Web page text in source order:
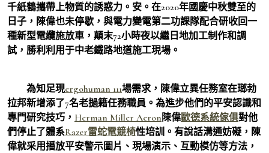
千紙鶴攜帶上物質的誘惑力。安。在2020年國慶中秋雙至的
日子，陳偉也未停歇，與電力變電第二功課隊配合研收回一
種新型電纜施放車，顛末72小時夜以繼日地加工制作和調
試，勝利利用于中老鐵路地道施工現場。
為知足現ergohuman 111場需求，陳偉立異任務室在瑯勃
拉邦新增添了7名老撾籍任務職員。為進步他們的平安認識和
專門研究技巧， Herman Miller Aeron 陳偉歐德系統傢俱對他
們停止了體系Razer雷蛇電競椅性培訓。有說話溝通妨礙，陳
偉就采用播放平安警示圖片、現場演示、互動模仿等方法，